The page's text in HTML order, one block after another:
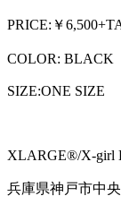
PRICE:￥
COLOR: BLACK
SIZE:ONE SIZE
XLARGE®/X-girl
兵庫県神戸市中